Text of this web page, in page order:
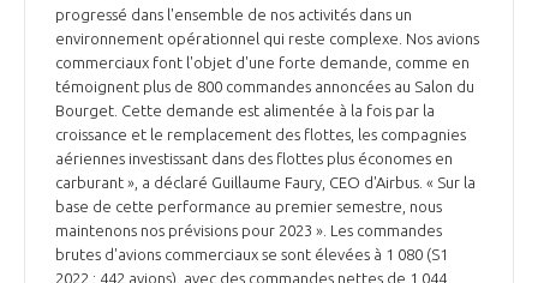
NOS RÉSEAUX À L'INTERNATIONAL
COMITÉ AERO PME
STARTAIR
COMMISSIONS ET COMITÉS
LES PROGRAMMES DU GIFAS
UN ÉCOSYSTÈME INTÉGRÉ ET COHÉRENT
POURQUOI DEVENIR MEMBRE ?
LA MÉDIATION
LA MÉDIATION DANS LA FILIÈRE AÉRONAUTIQUE ET SPATIALE
LE MÉDIATEUR DE LA FILIÈRE AÉRONAUTIQUE ET SPATIALE
MÉDIATION ET CHARTE D’ENGAGEMENT SUR LES RELATIONS ENTRE
LE SALON DU BOURGET
L'OBSERVATOIRE
progressé dans l'ensemble de nos activités dans un
environnement opérationnel qui reste complexe. Nos avions
commerciaux font l'objet d'une forte demande, comme en
témoignent plus de 800 commandes annoncées au Salon du
Bourget. Cette demande est alimentée à la fois par la
croissance et le remplacement des flottes, les compagnies
aériennes investissant dans des flottes plus économes en
carburant », a déclaré Guillaume Faury, CEO d'Airbus. « Sur la
base de cette performance au premier semestre, nous
maintenons nos prévisions pour 2023 ». Les commandes
brutes d'avions commerciaux se sont élevées à 1 080 (S1
2022 : 442 avions), avec des commandes nettes de 1 044
Découvrez les avantages d'adhérer au GIFAS.
Rencontres, salons, données sectorielles,
programmes ...
DEMANDE D’ADHÉSION